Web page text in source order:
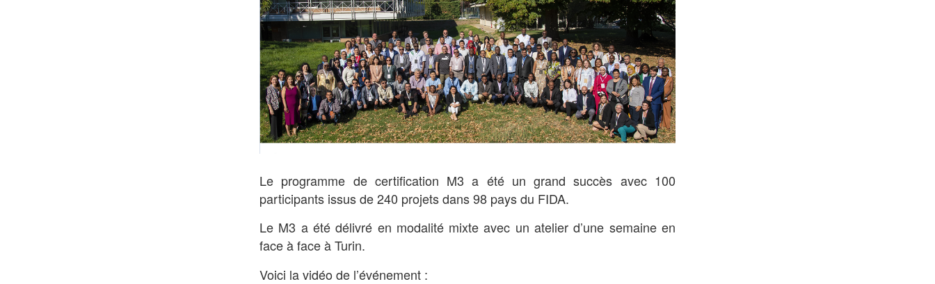
Le programme de certification M3 a été un grand succès avec 100
participants issus de 240 projets dans 98 pays du FIDA.
Le M3 a été délivré en modalité mixte avec un atelier d’une semaine en
face à face à Turin.
Voici la vidéo de l’événement :